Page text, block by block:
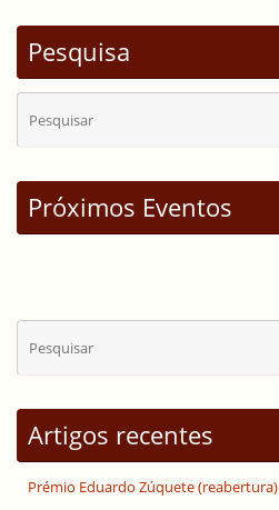
Pesquisa
Próximos Eventos
Artigos recentes
Prémio Eduardo Zúquete (reabertura)